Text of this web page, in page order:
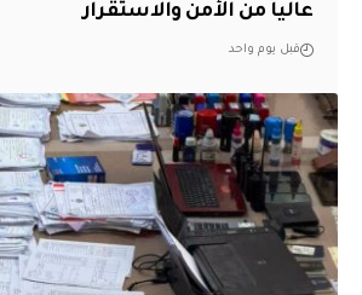
عالياً من الأمن والاستقرار
قبل يوم واحد